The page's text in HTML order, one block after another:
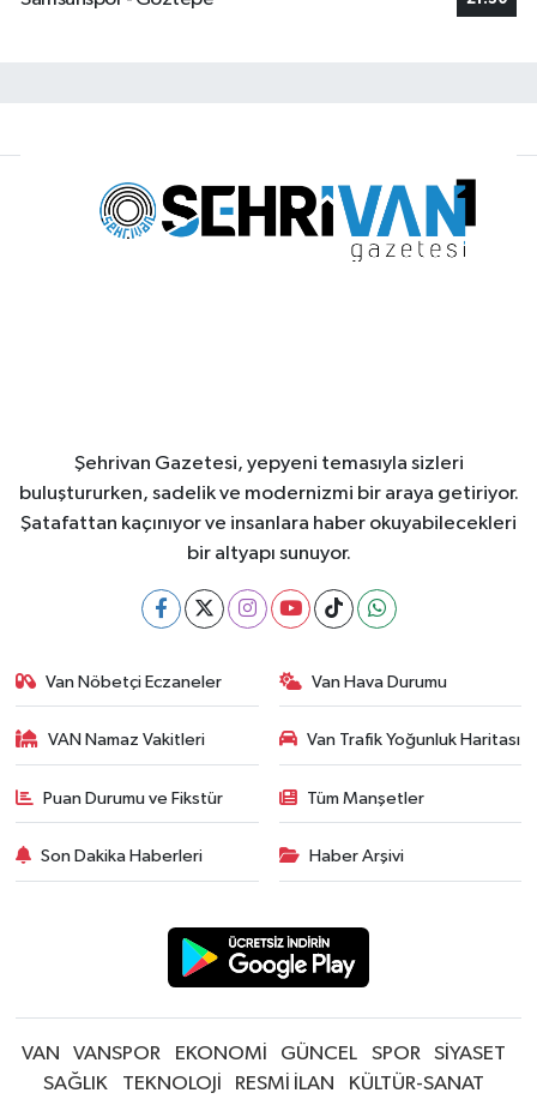
Şehrivan Gazetesi, yepyeni temasıyla sizleri
buluştururken, sadelik ve modernizmi bir araya getiriyor.
Şatafattan kaçınıyor ve insanlara haber okuyabilecekleri
bir altyapı sunuyor.
Van Nöbetçi Eczaneler Van Hava Durumu
VAN Namaz Vakitleri Van Trafik Yoğunluk Haritası
Puan Durumu ve Fikstür Tüm Manşetler
Son Dakika Haberleri Haber Arşivi
VAN VANSPOR EKONOMİ GÜNCEL SPOR
SİYASET
SAĞLIK
TEKNOLOJİ RESMİ İLAN KÜLTÜR-SANAT